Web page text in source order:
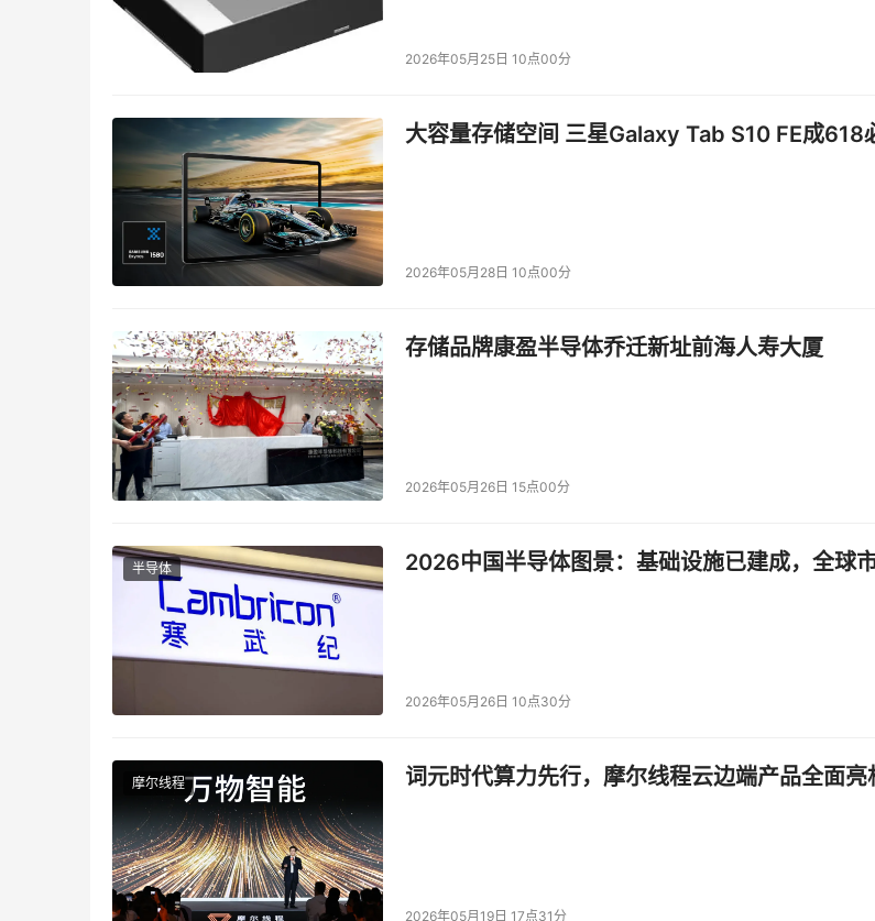
2026年05月25日 10点00分
大容量存储空间 三星Galaxy Tab S10 FE成618
2026年05月28日 10点00分
存储品牌康盈半导体乔迁新址前海人寿大厦
2026年05月26日 15点00分
半导体 2026中国半导体图景：基础设施已建成，全球
2026年05月26日 10点30分
摩尔线程 词元时代算力先行，摩尔线程云边端产品全面亮
2026年05月19日 17点31分